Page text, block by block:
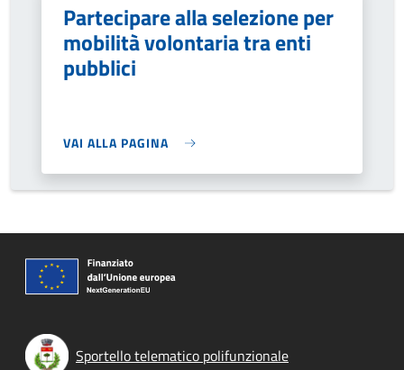
Partecipare alla selezione per
mobilità volontaria tra enti
pubblici
VAI ALLA PAGINA
Sportello telematico polifunzionale